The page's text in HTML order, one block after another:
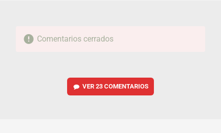
Comentarios cerrados
VER 23 COMENTARIOS